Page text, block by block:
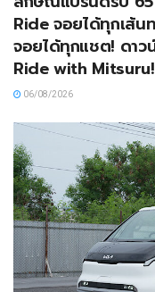
Ride จอยได้ทุกเส้น
จอยได้ทุกแชต! ดาว
Ride with
06/08/2026